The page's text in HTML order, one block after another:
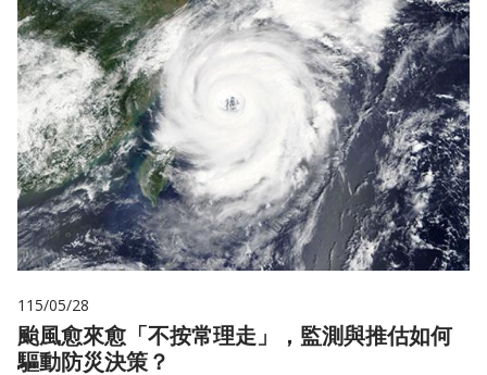
115/05/28
颱風愈來愈「不按常理走」，監測與推估如何
驅動防災決策？